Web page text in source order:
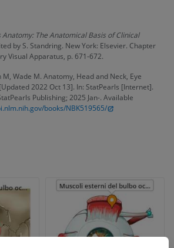
Anatomy: The Anatomical Basis of Clinical
by S. Standring. New York: Elsevier. Chapter
Visual Apparatus, p. 671-672.
Wade M. Anatomy, Head and Neck, Eye
2022 Oct 13]. In: StatPearls [Internet].
Publishing; 2025 Jan-. Available
books/NBK519565/